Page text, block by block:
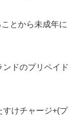
とから未成年に
ドのプリペイド
けチャージ+(プ